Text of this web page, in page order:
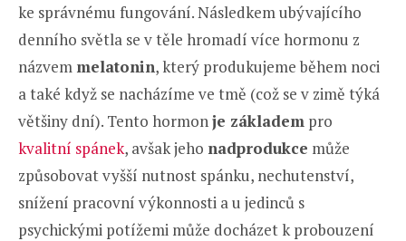
ke správnému fungování. Následkem ubývajícího
denního světla se v těle hromadí více hormonu z
názvem melatonin, který produkujeme během noci
a také když se nacházíme ve tmě (což se v zimě týká
většiny dní). Tento hormonje základem pro
kvalitní spánek, avšak jeho nadprodukce může
způsobovat vyšší nutnost spánku, nechutenství,
snížení pracovní výkonnosti a u jedinců s
psychickými potížemi může docházet k probouzení